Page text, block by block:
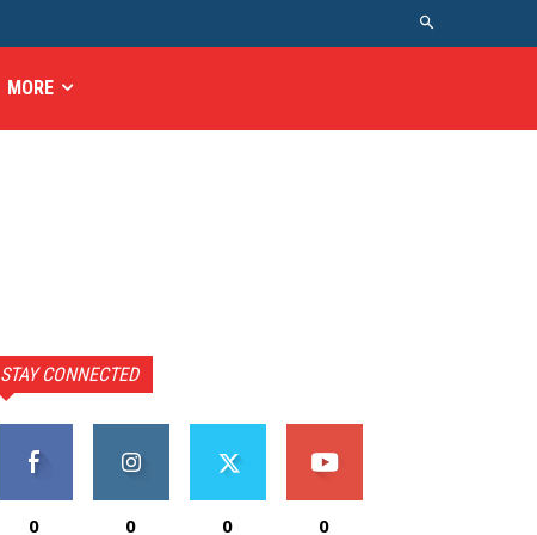
MORE
STAY CONNECTED
0 0 0 0